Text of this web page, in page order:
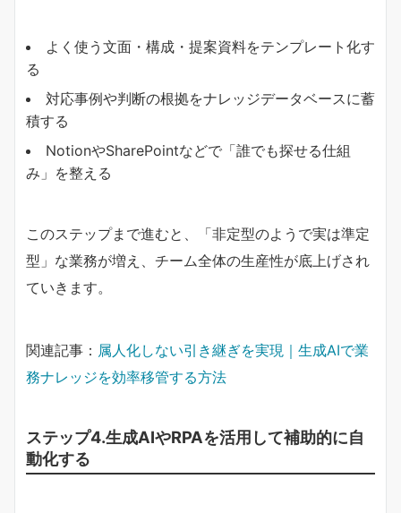
よく使う文面・構成・提案資料をテンプレート化す
る
対応事例や判断の根拠をナレッジデータベースに蓄
積する
NotionやSharePointなどで「誰でも探せる仕組
み」を整える
このステップまで進むと、「非定型のようで実は準定
型」な業務が増え、チーム全体の生産性が底上げされ
ていきます。
関連記事： 属人化しない引き継ぎを実現｜生成AIで業
務ナレッジを効率移管する方法
ステップ4.生成AIやRPAを活用して補助的に自
動化する